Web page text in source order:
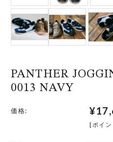
PANTHER
0013 NAVY
価格:
[ポイ